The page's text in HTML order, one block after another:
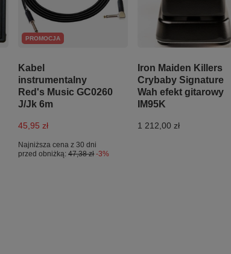
PROMOCJA
Kabel
instrumentalny
Red's Music GC0260
J/Jk 6m
45,95 zł
Najniższa cena z 30 dni
przed obniżką:47,38 zł -3%
Iron Maiden Killers
Crybaby Signature
Wah efekt gitarowy
IM95K
1 212,00 zł